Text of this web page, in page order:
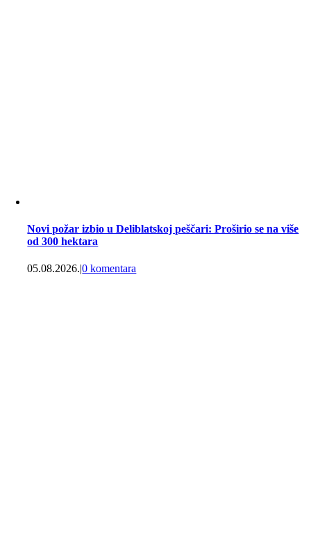
Novi požar izbio u Deliblatskoj peščari: Proširio se na više
od 300 hektara
05.08.2026.|0 komentara